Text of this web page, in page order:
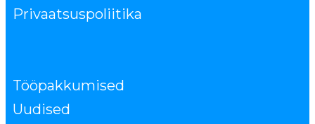
Privaatsuspoliitika
Tööpakkumised
Uudised